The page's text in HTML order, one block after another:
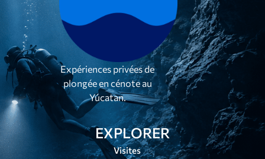
Expériences privées de
plongée en cénote au
Yúcatan.
EXPLORER
Visites